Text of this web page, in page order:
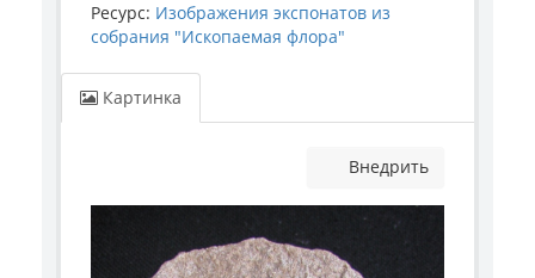
Ресурс: Изображения экспонатов из
собрания "Ископаемая флора"
Картинка
Внедрить